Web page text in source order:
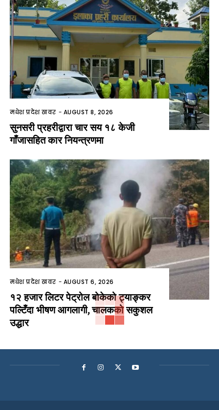
मधेश प्रदेश खवर - AUGUST 8, 2026
सुनसरी प्रहरीद्वारा चार सय १८ केजी
गाँजासहित कार नियन्त्रणमा
मधेश प्रदेश खवर - AUGUST 6, 2026
१२ हजार लिटर पेट्रोल बोकेको ट्याङ्कर
पल्टिँदा भीषण आगलागी, चालकको सकुशल
उद्धार